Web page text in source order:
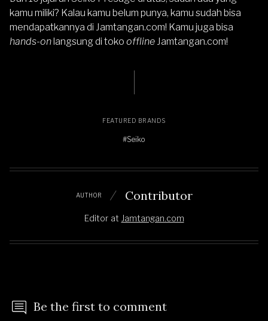
kamu miliki? Kalau kamu belum punya, kamu sudah bisa
mendapatkannya di Jamtangan.com! Kamu juga bisa
hands-onlangsung di toko offline Jamtangan.com!
FEATURED BRANDS
#Seiko
AUTHOR Contributor
Editor at Jamtangan.com
Be the first to comment